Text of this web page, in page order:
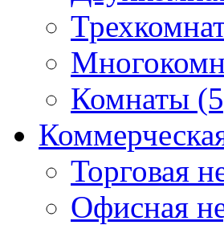
Комнаты
Торговая
Офисная